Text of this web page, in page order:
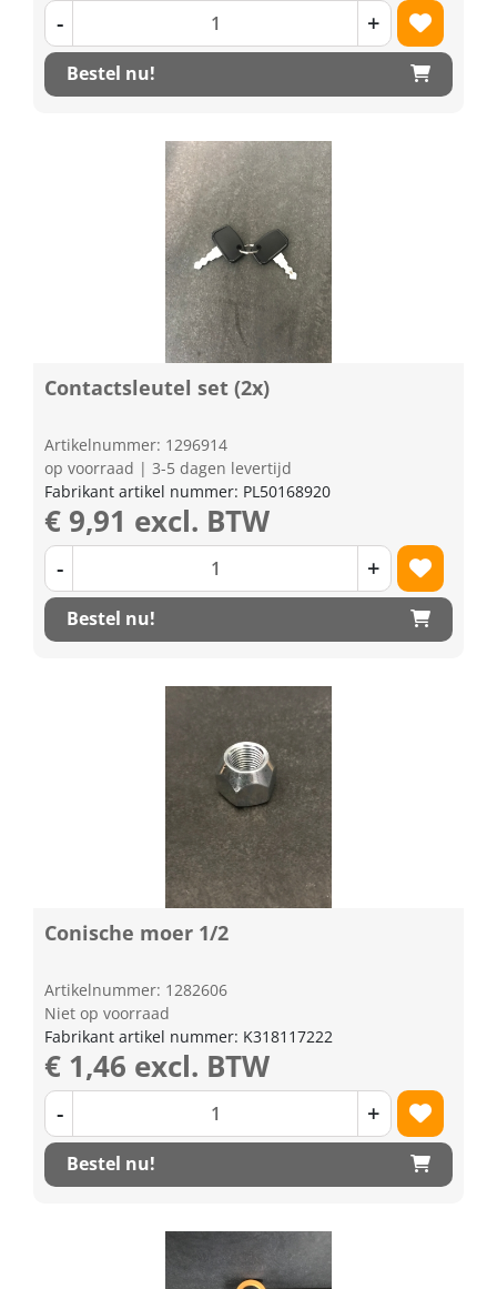
- +
Bestel nu!
Contactsleutel set (2x)
Artikelnummer: 1296914
op voorraad | 3-5 dagen levertijd
Fabrikant artikel nummer: PL50168920
€ 9,91 excl. BTW
- +
Bestel nu!
Conische moer 1/2
Artikelnummer: 1282606
Niet op voorraad
Fabrikant artikel nummer: K318117222
€ 1,46 excl. BTW
- +
Bestel nu!